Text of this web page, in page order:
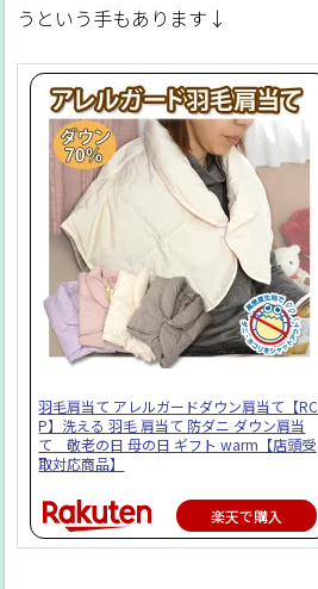
うという手もあります↓
羽毛肩当て アレルガードダウン肩当て【RC
P】洗える 羽毛 肩当て 防ダニ ダウン肩当
て 敬老の日 母の日 ギフト warm【店頭受
取対応商品】
楽天で購入